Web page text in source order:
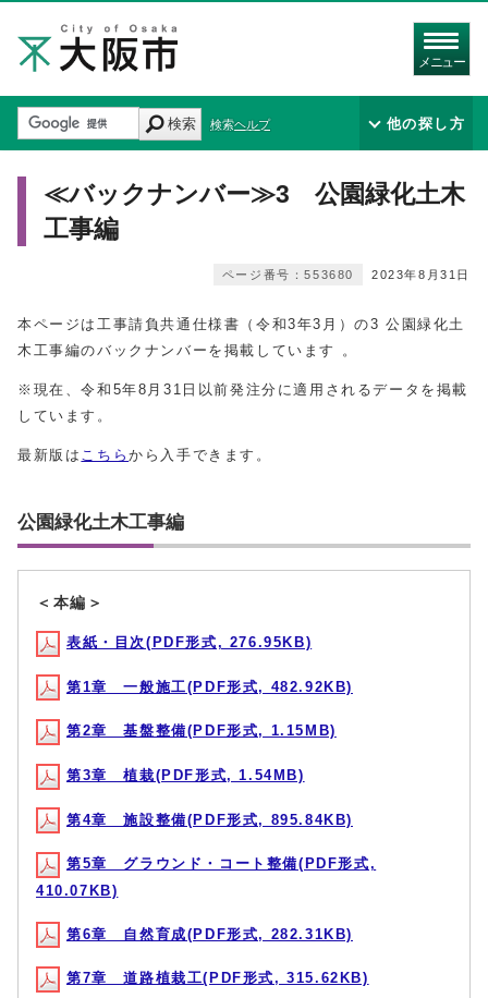
メニュー
検索 検索ヘルプ 他の探し方
≪バックナンバー≫3 公園緑化土木
工事編
2023年8月31日
ページ番号：553680
本ページは工事請負共通仕様書（令和3年3月）の3 公園緑化土
木工事編のバックナンバーを掲載しています 。
※現在、令和5年8月31日以前発注分に適用されるデータを掲載
しています。
最新版は こちらから入手できます。
公園緑化土木工事編
＜本編＞
表紙・目次(PDF形式, 276.95KB)
第1章 一般施工(PDF形式, 482.92KB)
第2章 基盤整備(PDF形式, 1.15MB)
第3章 植栽(PDF形式, 1.54MB)
第4章 施設整備(PDF形式, 895.84KB)
第5章 グラウンド・コート整備(PDF形式,
410.07KB)
第6章 自然育成(PDF形式, 282.31KB)
第7章 道路植栽工(PDF形式, 315.62KB)